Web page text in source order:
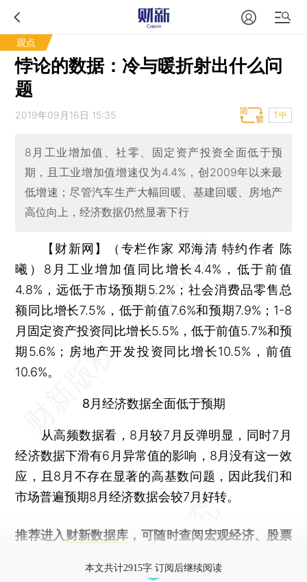
观点
悖论的数据：冷与暖折射出什么问
题
2019年09月16日 15:35 T中
8月工业增加值、社零、固定资产投资全面低于预
期，且工业增加值增速仅为4.4%，创2009年以来最
低增速；尽管汽车生产大幅回暖、基建回暖、房地产
高位向上，经济数据仍然显著下行
【财新网】（专栏作家 邓海清 特约作者 陈
曦） 8月工业增加值同比增长4.4%，低于前值
4.8%，远低于市场预期5.2%；社会消费品零售总
额同比增长7.5%，低于前值7.6%和预期7.9%；1-8
月固定资产投资同比增长5.5%，低于前值5.7%和预
期5.6%；房地产开发投资同比增长10.5%，前值
10.6%。
8月经济数据全面低于预期
从高频数据看，8月较7月反弹明显，同时7月
经济数据下滑有6月异常值的影响，8月没有这一效
应，且8月不存在显著的高基数问题，因此我们和
市场普遍预期8月经济数据会较7月好转。
推荐进入 财新数据库 ，可随时查阅宏观经济、股票
本文共计2915字 订阅后继续阅读